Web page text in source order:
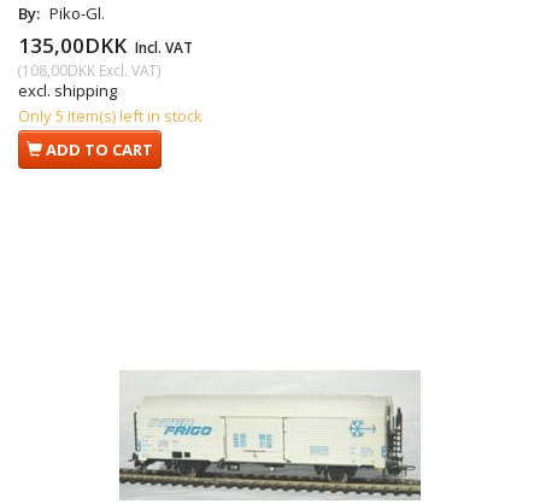
By: Piko-Gl.
135,00DKK Incl. VAT
(108,00DKK Excl. VAT)
excl. shipping
Only 5 item(s) left in stock
ADD TO CART